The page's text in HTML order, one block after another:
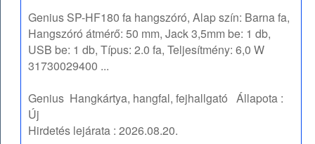
Genius SP-HF180 fa hangszóró, Alap szín: Barna fa,
Hangszóró átmérő: 50 mm, Jack 3,5mm be: 1 db,
USB be: 1 db, Típus: 2.0 fa, Teljesítmény: 6,0 W
31730029400 ...
Genius Hangkártya, hangfal, fejhallgató Állapota :
Új
Hirdetés lejárata :2026.08.20.